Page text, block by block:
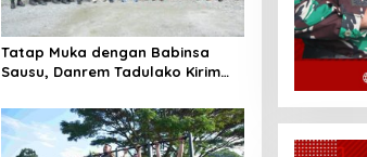
Tatap Muka dengan Babinsa
Sausu, Danrem Tadulako Kirim